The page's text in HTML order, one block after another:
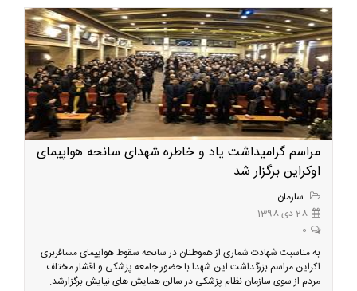
مراسم گرامیداشت یاد و خاطره شهدای سانحه هواپیمای
اوکراین برگزار شد
سازمان
28 دی 1398
0
به مناسبت شهادت شماری از هموطنان در سانحه سقوط هواپیمای مسافربری
اکراین مراسم بزرگداشت این شهدا با حضور جامعه پزشکی و اقشار مختلف
مردم از سوی سازمان نظام پزشکی در سالن همایش های نیایش برگزارشد.